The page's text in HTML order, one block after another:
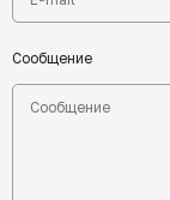
Сообщение